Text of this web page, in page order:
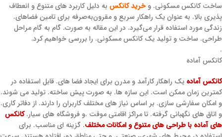
ساخت کانکس مسکونی. وخرید کانکس به دلیل کاربرد های متنوع و انعطاف‌
پذیری بالا. به عنوان یک راهکار سریع و مقرون‌به‌صرفه برای تامین فضاهای.
زندگی مورد استفاده قرار می‌گیرد. در این مقاله به صورت. گام به گام مراحل
طراحی. ساخت و تولید یک کانکس مسکونی. را بررسی خواهیم کرد.
.
کانکس آماده
کانکس آماده یک راهکار کارآمد و مدرن برای ایجاد فضا های. قابل استفاده در
کمترین زمان ممکن است. این سازه‌ ها. به صورت پیش‌ ساخته. تولید می‌ شوند.
و امکان سفارشی‌ سازی. بر اساس نیاز های مختلف کاربران را دارند. از دفاتر کاری.
و اتاق‌ های نگهبانی گرفته. تا مراکز اقامتی موقت .و فروشگاه‌ های سیار.کانکس‌
های آماده با طراحی‌ های متنوع و امکانات مختلف. گزینه‌ ای مناسب. برای